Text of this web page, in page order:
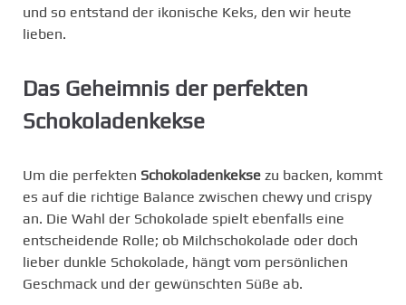
und so entstand der ikonische Keks, den wir heute
lieben.
Das Geheimnis der perfekten
Schokoladenkekse
Um die perfekten Schokoladenkekse zu backen, kommt
es auf die richtige Balance zwischen chewy und crispy
an. Die Wahl der Schokolade spielt ebenfalls eine
entscheidende Rolle; ob Milchschokolade oder doch
lieber dunkle Schokolade, hängt vom persönlichen
Geschmack und der gewünschten Süße ab.